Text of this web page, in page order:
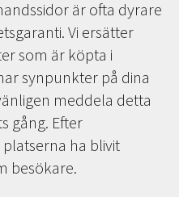
är ofta dyrare
Vi ersätter
som är köpta i
synpunkter på dina
meddela detta
gång. Efter
ha blivit
besökare.